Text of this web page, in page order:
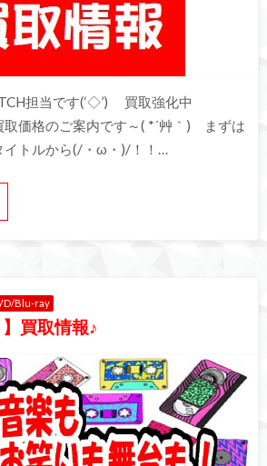
担当です(‘◇’)ゞ 買取強化中
取価格のご案内です～( *´艸｀) まずは
イトルから(/・ω・)/！！…
Blu-ray
】買取情報♪